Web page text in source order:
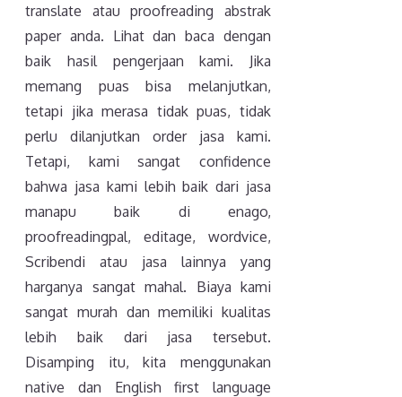
translate atau proofreading abstrak
paper anda. Lihat dan baca dengan
baik hasil pengerjaan kami. Jika
memang puas bisa melanjutkan,
tetapi jika merasa tidak puas, tidak
perlu dilanjutkan order jasa kami.
Tetapi, kami sangat confidence
bahwa jasa kami lebih baik dari jasa
manapu baik di enago,
proofreadingpal, editage, wordvice,
Scribendi atau jasa lainnya yang
harganya sangat mahal. Biaya kami
sangat murah dan memiliki kualitas
lebih baik dari jasa tersebut.
Disamping itu, kita menggunakan
native dan English first language